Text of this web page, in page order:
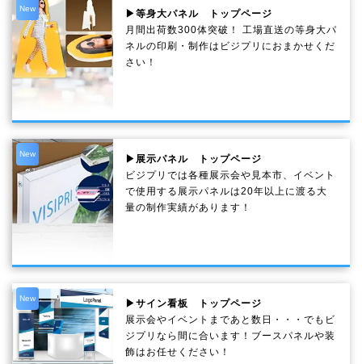
New
▶等身大パネル トップページ
月間出荷数300体突破！ 工場直送の等身大パ
ネルの印刷・制作は ビジプリ におまかせくだ
さい！
New
▶展示パネル トップページ
ビジプリでは各種展示会や見本市、イベント
で使用する展示パネルは20年以上に渡る大
量の制作実績があります！
New
▶サイン看板 トップページ
展示会やイベントまであと数日・・・でもビ
ジプリなら間に合います！ブースパネルや装
飾はお任せください！